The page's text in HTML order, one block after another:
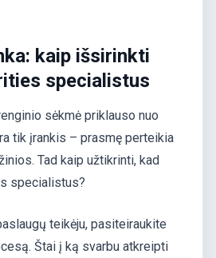
kaip išsirinkti
specialistus
sėkmė priklauso nuo
tik įrankis – prasmę perteikia
Tad kaip užtikrinti, kad
specialistus?
teikėju, pasiteiraukite
Štai į ką svarbu atkreipti